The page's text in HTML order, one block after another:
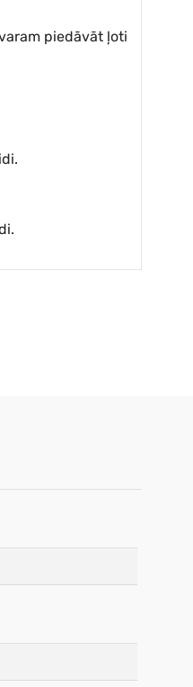
piedāvāt ļoti